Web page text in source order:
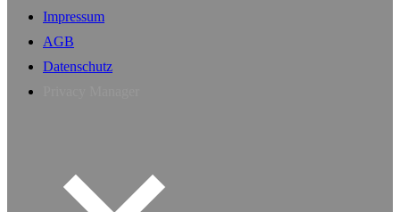
Impressum
AGB
Datenschutz